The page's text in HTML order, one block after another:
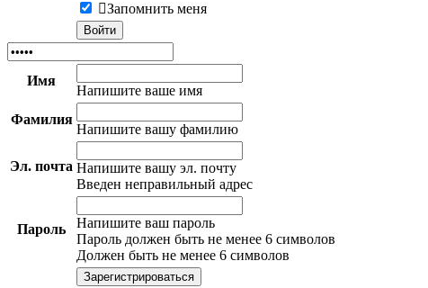
Запомнить меня
Имя
Напишите ваше имя
Фамилия
Напишите вашу фамилию
Эл. почта Напишите вашу эл. почту
Введен неправильный адрес
Пароль
Напишите ваш пароль
Пароль должен быть не менее 6 символов
Должен быть не менее 6 символов